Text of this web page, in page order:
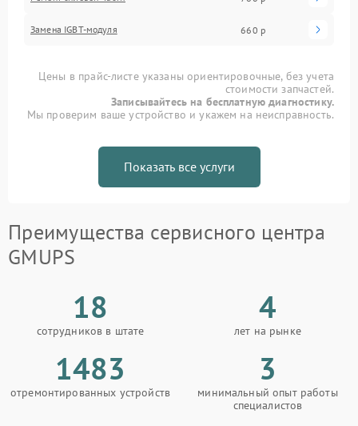
Замена IGBT-модуля 660 р
Цены в прайс-листе указаны ориентировочные, без учета
стоимости запчастей.
Записывайтесь на бесплатную диагностику.
Мы проверим ваше устройство и укажем на неисправность.
Показать все услуги
Преимущества сервисного центра
GMUPS
18
сотрудников в штате
4
лет на рынке
1483
отремонтированных устройств
3
минимальный опыт работы
специалистов